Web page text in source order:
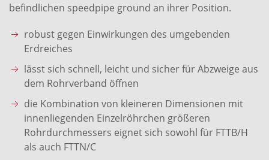
befindlichen speedpipe ground an ihrer Position.
robust gegen Einwirkungen des umgebenden
Erdreiches
lässt sich schnell, leicht und sicher für Abzweige aus
dem Rohrverband öffnen
die Kombination von kleineren Dimensionen mit
innenliegenden Einzelröhrchen größeren
Rohrdurchmessers eignet sich sowohl für FTTB/H
als auch FTTN/C